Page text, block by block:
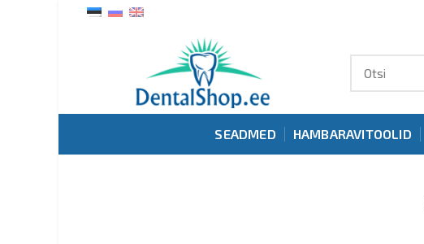
SEADMED HAMBARAVITOOLID